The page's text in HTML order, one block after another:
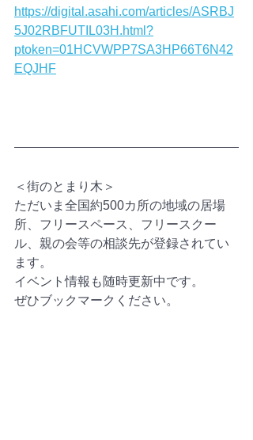
https://digital.asahi.com/articles/ASRBJ
5J02RBFUTIL03H.html?
ptoken=01HCVWPP7SA3HP66T6N42
EQJHF
＜街のとまり木＞
ただいま全国約500カ所の地域の居場
所、フリースペース、フリースクー
ル、親の会等の相談先が登録されてい
ます。
イベント情報も随時更新中です。
ぜひブックマークください。